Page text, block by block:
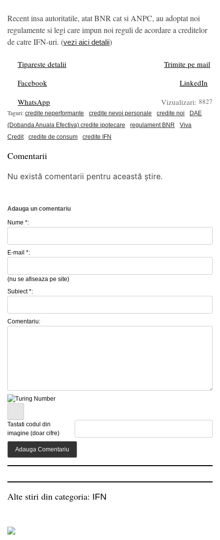
Recent insa autoritatile, atat BNR cat si ANPC, au adoptat noi
regulamente si legi care impun noi reguli de acordare a creditelor
de catre IFN-uri. (vezi aici detalii)
Tipareste detalii
Trimite pe mail
Facebook
LinkedIn
WhatsApp
Vizualizari: 8827
Taguri: credite neperformante credite nevoi personale credite noi
DAE
(Dobanda Anuala Efectiva) credite ipotecare
regulament BNR
Viva
Credit
credite de consum credite IFN
Comentarii
Nu există comentarii pentru această știre.
Adauga un comentariu
Nume *:
E-mail *:
(nu se afiseaza pe site)
Subiect *:
Comentariu:
Tastati codul din
imagine (doar cifre)
Alte stiri din categoria: IFN